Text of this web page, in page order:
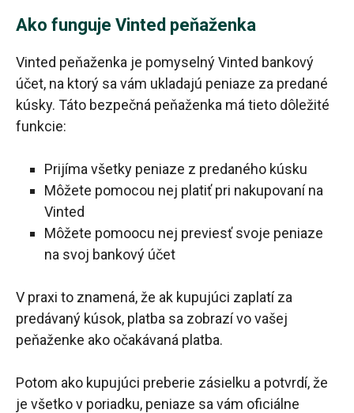
Ako funguje Vinted peňaženka
Vinted peňaženka je pomyselný Vinted bankový
účet, na ktorý sa vám ukladajú peniaze za predané
kúsky. Táto bezpečná peňaženka má tieto dôležité
funkcie:
Prijíma všetky peniaze z predaného kúsku
Môžete pomocou nej platiť pri nakupovaní na
Vinted
Môžete pomoocu nej previesť svoje peniaze
na svoj bankový účet
V praxi to znamená, že ak kupujúci zaplatí za
predávaný kúsok, platba sa zobrazí vo vašej
peňaženke ako očakávaná platba.
Potom ako kupujúci preberie zásielku a potvrdí, že
je všetko v poriadku, peniaze sa vám oficiálne